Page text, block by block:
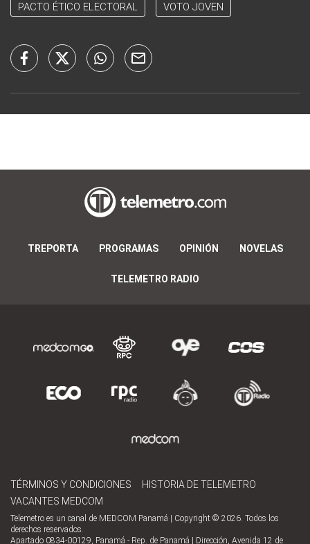
PACTO ÉTICO ELECTORAL VOTO JOVEN
TREPORTA PROGRAMAS OPINIÓN NOVELAS
TELEMETRO RADIO
TÉRMINOS Y CONDICIONES
HISTORIA DE TELEMETRO
VACANTES MEDCOM
Telemetro es un canal de MEDCOM Panamá | Copyright © 2026. Todos los
derechos reservados.
Apartado 0834-00129, Panamá - Rep. de Panamá | Dirección, Avenida 12 de